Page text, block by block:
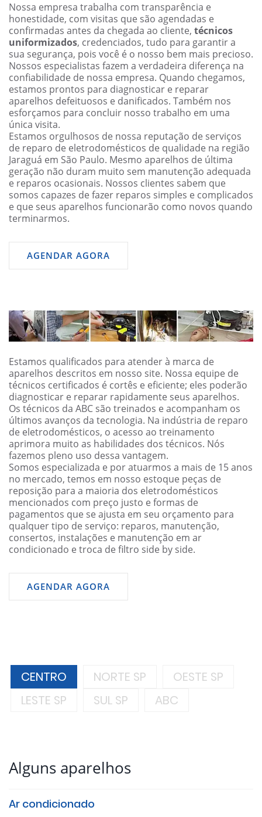
Nossa empresa trabalha com transparência e
honestidade, com visitas que são agendadas e
confirmadas antes da chegada ao cliente, técnicos
uniformizados, credenciados, tudo para garantir a
sua segurança, pois você é o nosso bem mais precioso.
Nossos especialistas fazem a verdadeira diferença na
confiabilidade de nossa empresa. Quando chegamos,
estamos prontos para diagnosticar e reparar
aparelhos defeituosos e danificados. Também nos
esforçamos para concluir nosso trabalho em uma
única visita.
Estamos orgulhosos de nossa reputação de serviços
de reparo de eletrodomésticos de qualidade na região
Jaraguá em São Paulo. Mesmo aparelhos de última
geração não duram muito sem manutenção adequada
e reparos ocasionais. Nossos clientes sabem que
somos capazes de fazer reparos simples e complicados
e que seus aparelhos funcionarão como novos quando
terminarmos.
AGENDAR AGORA
Estamos qualificados para atender à marca de
aparelhos descritos em nosso site. Nossa equipe de
técnicos certificados é cortês e eficiente; eles poderão
diagnosticar e reparar rapidamente seus aparelhos.
Os técnicos da ABC são treinados e acompanham os
últimos avanços da tecnologia. Na indústria de reparo
de eletrodomésticos, o acesso ao treinamento
aprimora muito as habilidades dos técnicos. Nós
fazemos pleno uso dessa vantagem.
Somos especializada e por atuarmos a mais de 15 anos
no mercado, temos em nosso estoque peças de
reposição para a maioria dos eletrodomésticos
mencionados com preço justo e formas de
pagamentos que se ajusta em seu orçamento para
qualquer tipo de serviço: reparos, manutenção,
consertos, instalações e manutenção em ar
condicionado e troca de filtro side by side.
AGENDAR AGORA
CENTRO NORTE SP
OESTE SP
LESTE SP
SUL SP ABC
Alguns aparelhos
Ar condicionado